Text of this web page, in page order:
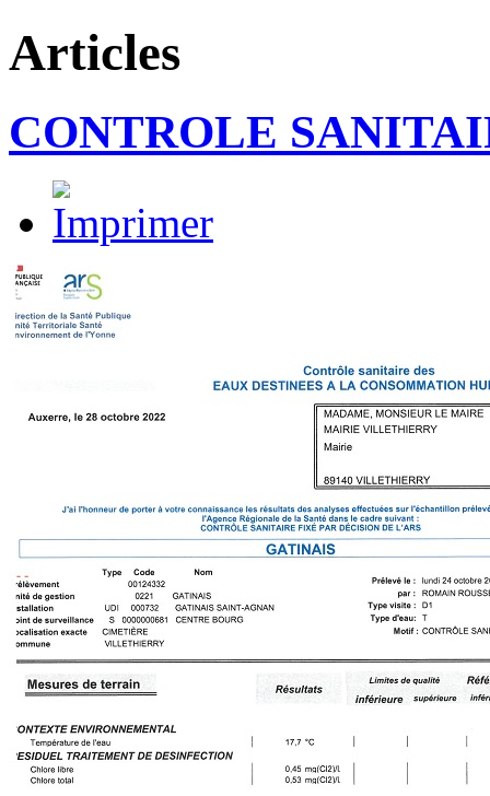
Articles
CONTROLE